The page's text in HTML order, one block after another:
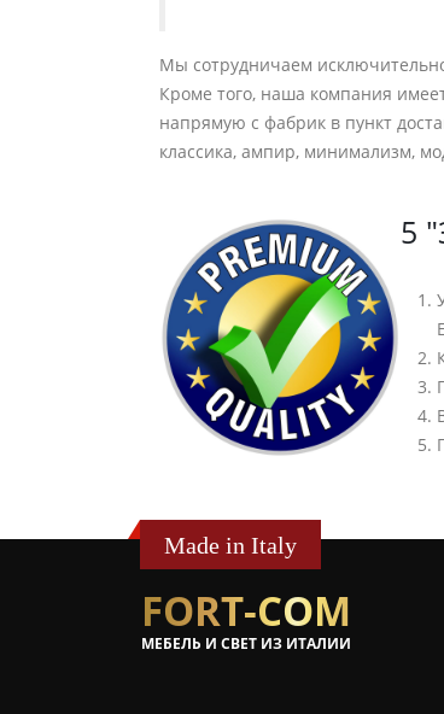
Мы сотрудничаем
Кроме того, наша компания
напрямую с фабрик в пункт
классика, ампир, минимализм,
5
Made in Italy
FORT-COM
МЕБЕЛЬ И СВЕТ ИЗ ИТАЛИИ